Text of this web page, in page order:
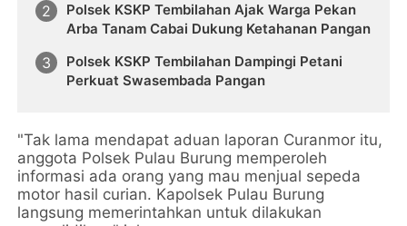
Polsek KSKP Tembilahan Ajak Warga Pekan
Arba Tanam Cabai Dukung Ketahanan Pangan
Polsek KSKP Tembilahan Dampingi Petani
Perkuat Swasembada Pangan
"Tak lama mendapat aduan laporan Curanmor itu,
anggota Polsek Pulau Burung memperoleh
informasi ada orang yang mau menjual sepeda
motor hasil curian. Kapolsek Pulau Burung
langsung memerintahkan untuk dilakukan